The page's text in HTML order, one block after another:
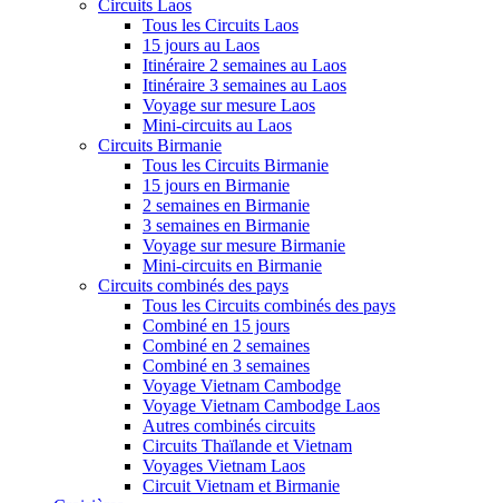
Circuits Laos
Tous les Circuits Laos
15 jours au Laos
Itinéraire 2 semaines au Laos
Itinéraire 3 semaines au Laos
Voyage sur mesure Laos
Mini-circuits au Laos
Circuits Birmanie
Tous les Circuits Birmanie
15 jours en Birmanie
2 semaines en Birmanie
3 semaines en Birmanie
Voyage sur mesure Birmanie
Mini-circuits en Birmanie
Circuits combinés des pays
Tous les Circuits combinés des pays
Combiné en 15 jours
Combiné en 2 semaines
Combiné en 3 semaines
Voyage Vietnam Cambodge
Voyage Vietnam Cambodge Laos
Autres combinés circuits
Circuits Thaïlande et Vietnam
Voyages Vietnam Laos
Circuit Vietnam et Birmanie